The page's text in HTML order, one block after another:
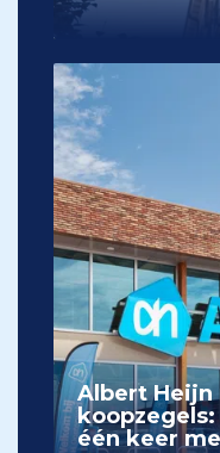
Albert Heijn
één keer